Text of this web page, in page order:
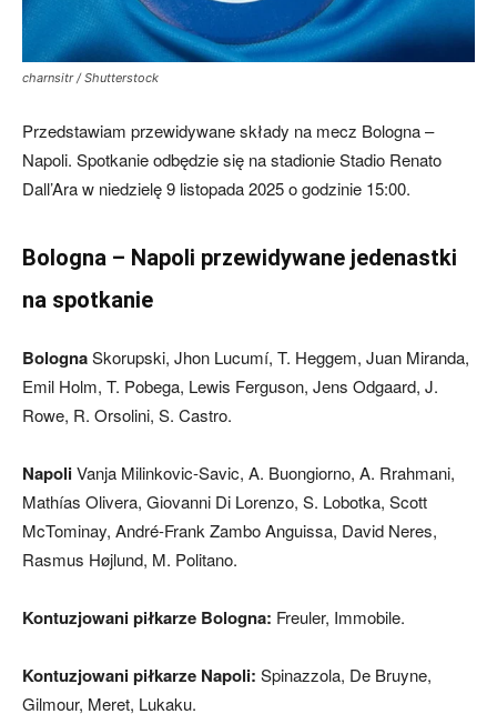
charnsitr / Shutterstock
Przedstawiam przewidywane składy na mecz Bologna –
Napoli. Spotkanie odbędzie się na stadionie Stadio Renato
Dall’Ara w niedzielę 9 listopada 2025 o godzinie 15:00.
Bologna – Napoli przewidywane jedenastki
na spotkanie
BolognaSkorupski, Jhon Lucumí, T. Heggem, Juan Miranda,
Emil Holm, T. Pobega, Lewis Ferguson, Jens Odgaard, J.
Rowe, R. Orsolini, S. Castro.
NapoliVanja Milinkovic-Savic, A. Buongiorno, A. Rrahmani,
Mathías Olivera, Giovanni Di Lorenzo, S. Lobotka, Scott
McTominay, André-Frank Zambo Anguissa, David Neres,
Rasmus Højlund, M. Politano.
Kontuzjowani piłkarze Bologna: Freuler, Immobile.
Kontuzjowani piłkarze Napoli: Spinazzola, De Bruyne,
Gilmour, Meret, Lukaku.